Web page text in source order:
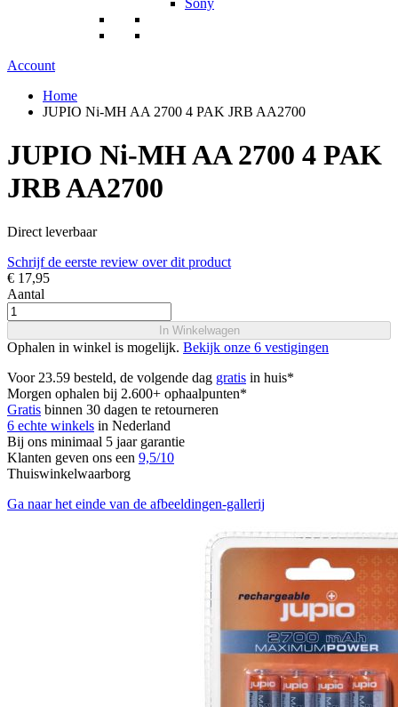
Sony
Account
Home
JUPIO Ni-MH AA 2700 4 PAK JRB AA2700
JUPIO Ni-MH AA 2700 4 PAK
JRB AA2700
Direct leverbaar
Schrijf de eerste review over dit product
€ 17,95
Aantal
In Winkelwagen
Ophalen in winkel is mogelijk. Bekijk onze 6 vestigingen
Voor 23.59 besteld, de volgende dag gratis in huis*
Morgen ophalen bij 2.600+ ophaalpunten*
Gratis binnen 30 dagen te retourneren
6 echte winkels in Nederland
Bij ons minimaal 5 jaar garantie
Klanten geven ons een 9,5/10
Thuiswinkelwaarborg
Ga naar het einde van de afbeeldingen-gallerij